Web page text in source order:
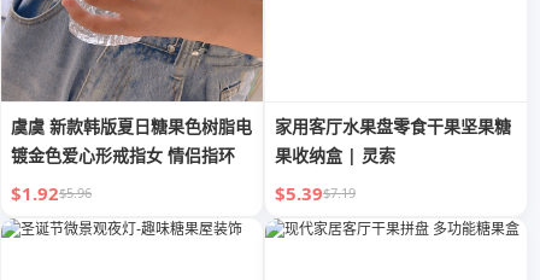
虞虞 新款韩版夏日糖果色树脂电
镀金色爱心形戒指女 情侣指环
$1.92$5.96
家用客厅水果盘零食干果坚果糖
果收纳盒 | 灵索
$5.39$7.19